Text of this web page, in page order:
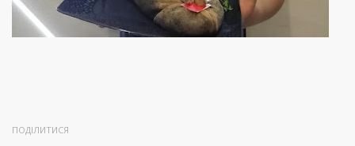
ПОДІЛИТИСЯ